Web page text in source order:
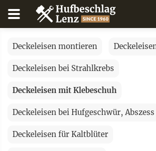
Deckeleisen montieren
Deckeleisen bei Strahlkrebs
Deckeleisen mit Klebeschuh
Deckeleisen bei Hufgeschwür, Abszess
Deckeleisen für Kaltblüter